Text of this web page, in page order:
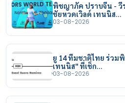
พิชญาภัค ปราบจีน - วี
ชัยหวดเวิลด์ เทนนิส…
03-08-2026
ยู 14 ทีมชาติไทย ร่วม
เทนนิส" ที่เช็ก…
03-08-2026